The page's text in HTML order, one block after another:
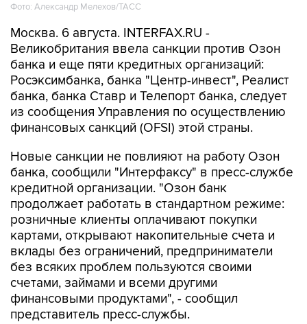
Фото: Александр Мелехов/ТАСС
Москва. 6 августа. INTERFAX.RU -
Великобритания ввела санкции против Озон
банка и еще пяти кредитных организаций:
Росэксимбанка, банка "Центр-инвест", Реалист
банка, банка Ставр и Телепорт банка, следует
из сообщения Управления по осуществлению
финансовых санкций (OFSI) этой страны.
Новые санкции не повлияют на работу Озон
банка, сообщили "Интерфаксу" в пресс-службе
кредитной организации. "Озон банк
продолжает работать в стандартном режиме:
розничные клиенты оплачивают покупки
картами, открывают накопительные счета и
вклады без ограничений, предприниматели
без всяких проблем пользуются своими
счетами, займами и всеми другими
финансовыми продуктами", - сообщил
представитель пресс-службы.